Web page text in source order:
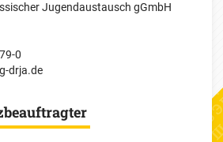
Jugendaustausch gGmbH
0
drja.de